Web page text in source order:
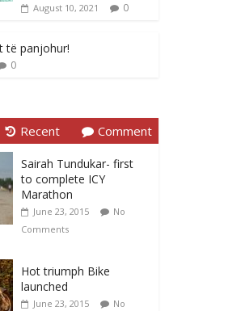
August 10, 2021 0
të panjohur!
0
Recent Comment
Sairah Tundukar- first
to complete ICY
Marathon
June 23, 2015
No
Comments
Hot triumph Bike
launched
June 23, 2015
No